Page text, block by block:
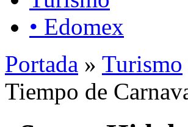
• Edomex
Portada » Turismo
Tiempo de